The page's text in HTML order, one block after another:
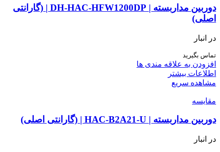
دوربین مداربسته | DH-HAC-HFW1200DP | (گارانتی
اصلی)
در انبار
تماس بگیرید
افزودن به علاقه مندی ها
اطلاعات بیشتر
مشاهده سریع
مقایسه
دوربین مداربسته | HAC-B2A21-U | (گارانتی اصلی)
در انبار